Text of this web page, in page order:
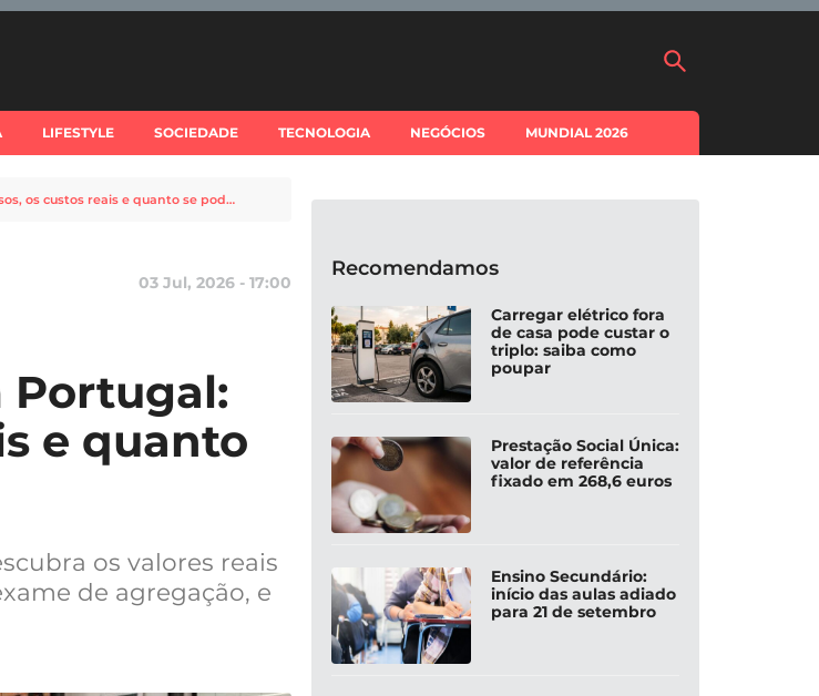
LIFESTYLE SOCIEDADE TECNOLOGIA NEGÓCIOS MUNDIAL 2026
Como ser Advogado em Portugal: os passos, os custos reais e quanto se pode ganhar
03 Jul, 2026 - 17:00
Portugal:
e quanto
os valores reais
de agregação, e
Recomendamos
Carregar elétrico fora
de casa pode custar o
triplo: saiba como
poupar
Prestação Social Única:
valor de referência
fixado em 268,6 euros
Ensino Secundário:
início das aulas adiado
para 21 de setembro